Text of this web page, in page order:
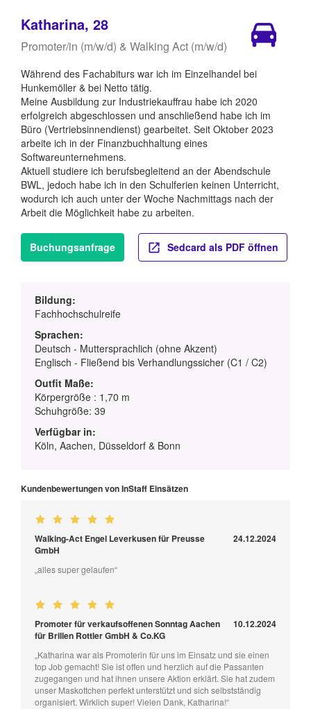
Katharina, 28
Promoter/in (m/w/d) & Walking Act (m/w/d)
Während des Fachabiturs war ich im Einzelhandel bei
Hunkemöller & bei Netto tätig.
Meine Ausbildung zur Industriekauffrau habe ich 2020
erfolgreich abgeschlossen und anschließend habe ich im
Büro (Vertriebsinnendienst) gearbeitet. Seit Oktober 2023
arbeite ich in der Finanzbuchhaltung eines
Softwareunternehmens.
Aktuell studiere ich berufsbegleitend an der Abendschule
BWL, jedoch habe ich in den Schulferien keinen Unterricht,
wodurch ich auch unter der Woche Nachmittags nach der
Arbeit die Möglichkeit habe zu arbeiten.
Buchungsanfrage Sedcard als PDF öffnen
Bildung:
Fachhochschulreife
Sprachen:
Deutsch - Muttersprachlich (ohne Akzent)
Englisch - Fließend bis Verhandlungssicher (C1 / C2)
Outfit Maße:
Körpergröße : 1,70 m
Schuhgröße: 39
Verfügbar in:
Köln, Aachen, Düsseldorf & Bonn
Kundenbewertungen von InStaff Einsätzen
Walking-Act Engel Leverkusen für Preusse
GmbH
24.12.2024
„alles super gelaufen“
Promoter für verkaufsoffenen Sonntag Aachen
für Brillen Rottler GmbH & Co.KG
10.12.2024
„Katharina war als Promoterin für uns im Einsatz und sie einen
top Job gemacht! Sie ist offen und herzlich auf die Passanten
zugegangen und hat ihnen unsere Aktion erklärt. Sie hat zudem
unser Maskottchen perfekt unterstützt und sich selbstständig
organisiert. Wirklich super! Vielen Dank, Katharina!“